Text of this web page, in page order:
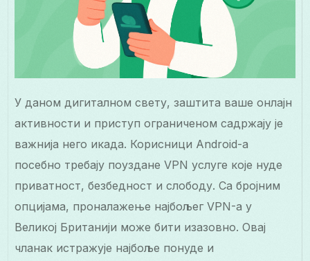
У даном дигиталном свету, заштита ваше онлајн
активности и приступ ограниченом садржају је
важнија него икада. Корисници Android-а
посебно требају поуздане VPN услуге које нуде
приватност, безбедност и слободу. Са бројним
опцијама, проналажење најбољег VPN-а у
Великој Британији може бити изазовно. Овај
чланак истражује најбоље понуде и